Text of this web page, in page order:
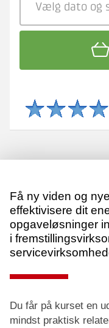
Vælg dato og
Få ny viden og
effektivisere dit
opgaveløsninger
i
Du får på kurset en
mindst praktisk